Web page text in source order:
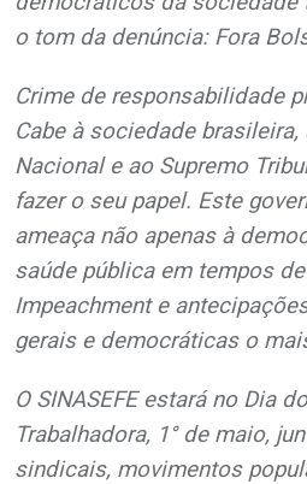
o tom da denúncia: Fora
Crime de responsabilidade
Cabe à sociedade
Nacional e ao Supremo
fazer o seu papel. Este
ameaça não apenas à
saúde pública em tempos
Impeachment e
gerais e democráticas o
O SINASEFE estará no Dia
Trabalhadora, 1° de maio,
sindicais, movimentos